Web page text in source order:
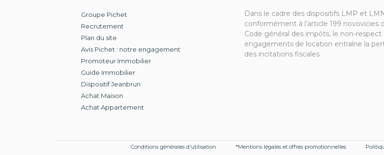
Groupe Pichet
Recrutement
Plan du site
Avis Pichet : notre engagement
Promoteur Immobilier
Guide Immobilier
Dispositif Jeanbrun
Achat Maison
Achat Appartement
Dans le cadre des dispositifs LMP et
conformément à l’article 199 novovicies
Code général des impôts, le non-respect
engagements de location entraîne la
des incitations fiscales.
Conditions générales d'utilisation *Mentions légales et offres promotionnelles